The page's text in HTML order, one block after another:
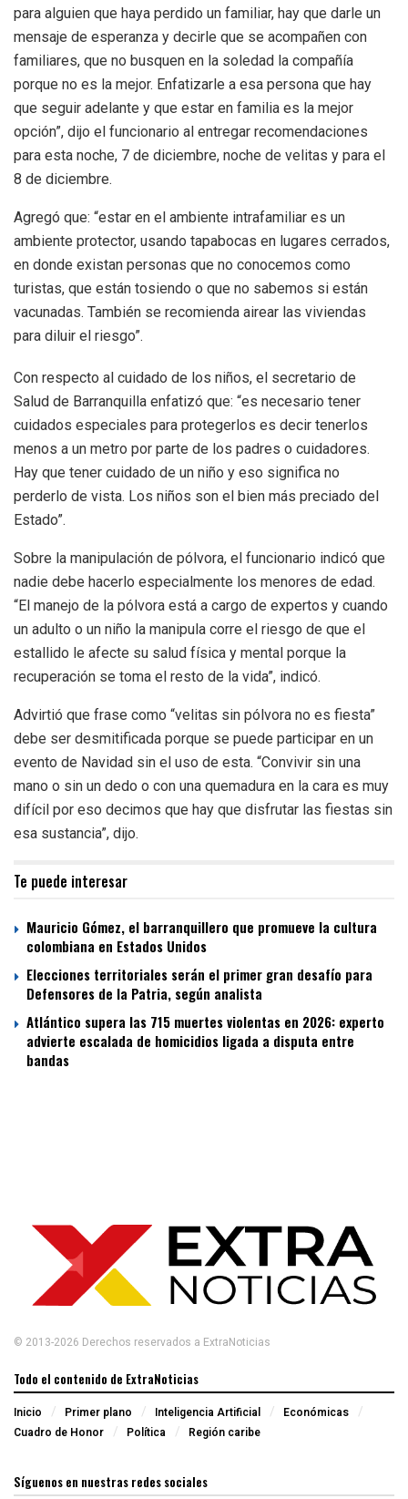
para alguien que haya perdido un familiar, hay que darle un
mensaje de esperanza y decirle que se acompañen con
familiares, que no busquen en la soledad la compañía
porque no es la mejor. Enfatizarle a esa persona que hay
que seguir adelante y que estar en familia es la mejor
opción”, dijo el funcionario al entregar recomendaciones
para esta noche, 7 de diciembre, noche de velitas y para el
8 de diciembre.
Agregó que: “estar en el ambiente intrafamiliar es un
ambiente protector, usando tapabocas en lugares cerrados,
en donde existan personas que no conocemos como
turistas, que están tosiendo o que no sabemos si están
vacunadas. También se recomienda airear las viviendas
para diluir el riesgo”.
Con respecto al cuidado de los niños, el secretario de
Salud de Barranquilla enfatizó que: “es necesario tener
cuidados especiales para protegerlos es decir tenerlos
menos a un metro por parte de los padres o cuidadores.
Hay que tener cuidado de un niño y eso significa no
perderlo de vista. Los niños son el bien más preciado del
Estado”.
Sobre la manipulación de pólvora, el funcionario indicó que
nadie debe hacerlo especialmente los menores de edad.
“El manejo de la pólvora está a cargo de expertos y cuando
un adulto o un niño la manipula corre el riesgo de que el
estallido le afecte su salud física y mental porque la
recuperación se toma el resto de la vida”, indicó.
Advirtió que frase como “velitas sin pólvora no es fiesta”
debe ser desmitificada porque se puede participar en un
evento de Navidad sin el uso de esta. “Convivir sin una
mano o sin un dedo o con una quemadura en la cara es muy
difícil por eso decimos que hay que disfrutar las fiestas sin
esa sustancia”, dijo.
Te puede interesar
Mauricio Gómez, el barranquillero que promueve la cultura
colombiana en Estados Unidos
Elecciones territoriales serán el primer gran desafío para
Defensores de la Patria, según analista
Atlántico supera las 715 muertes violentas en 2026: experto
advierte escalada de homicidios ligada a disputa entre
bandas
© 2013-2026 Derechos reservados a ExtraNoticias
Todo el contenido de ExtraNoticias
Inicio Primer plano Inteligencia Artificial
Económicas
Cuadro de Honor
Política Región caribe
Síguenos en nuestras redes sociales